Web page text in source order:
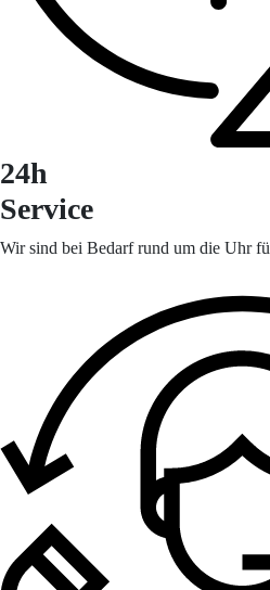
24h
Service
Wir sind bei Bedarf rund um die Uhr